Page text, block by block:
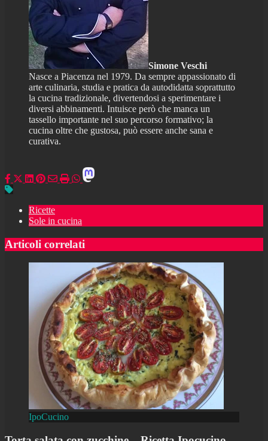
Simone Veschi
Nasce a Piacenza nel 1979. Da sempre appassionato di
arte culinaria, studia e pratica da autodidatta soprattutto
la cucina tradizionale, divertendosi a sperimentare i
diversi abbinamenti. Intuisce però che manca un
tassello importante nel suo percorso formativo; la
cucina oltre che gustosa, può essere anche sana e
curativa.
Ricette
Sole in cucina
Articoli correlati
IpoCucino